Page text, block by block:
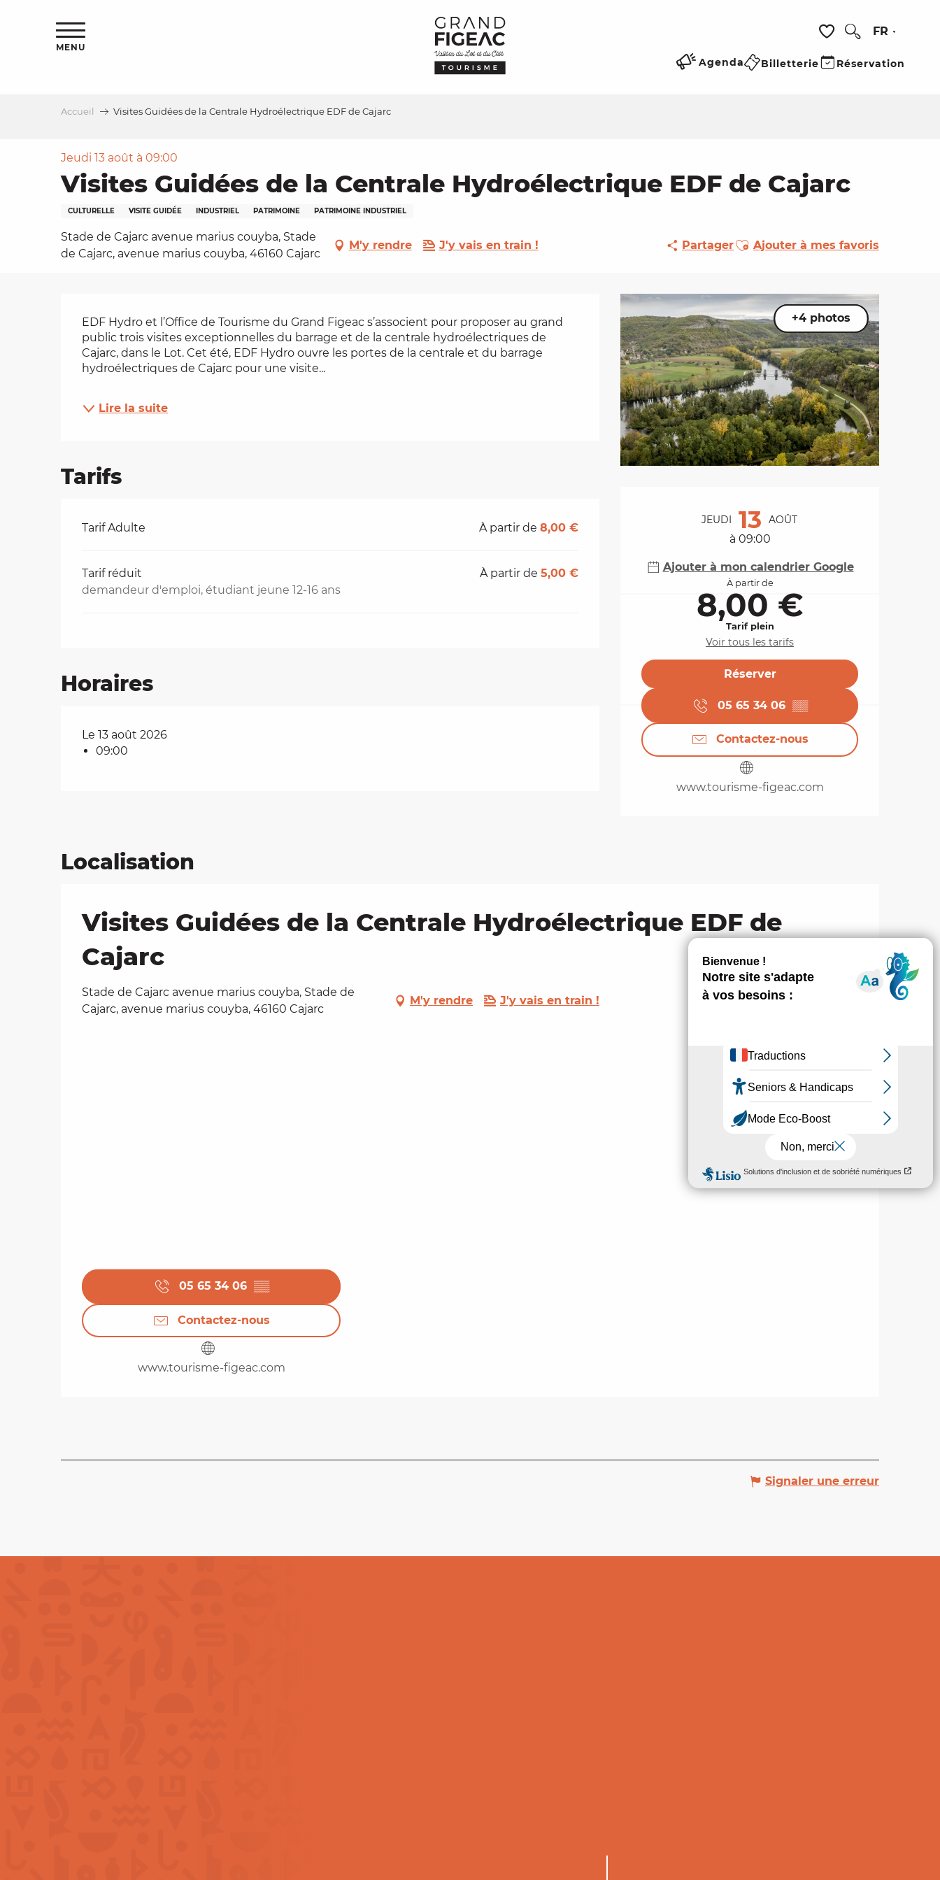
Voir les favoris
FR
MENU
Agenda Billetterie Réservation
Accueil Visites Guidées de la Centrale Hydroélectrique EDF de Cajarc
Jeudi 13 août à 09:00
Visites Guidées de la Centrale Hydroélectrique EDF de Cajarc
CULTURELLE VISITE GUIDÉE INDUSTRIEL PATRIMOINE PATRIMOINE INDUSTRIEL
Stade de Cajarc avenue marius couyba, Stade
de Cajarc, avenue marius couyba, 46160 Cajarc
M'y rendre J'y vais en train ! PartagerAjouter aux favoris
Ajouter à mes favoris
+4 photos
Ouverture et
JEUDI 13 AOÛT
à 09:00
Ajouter à mon calendrier Google
À partir de
8,00 €
Tarif plein
Voir tous les tarifs
Réserver
05 65 34 06 ▒▒
Contactez-nous
www.tourisme-figeac.com
Description
EDF Hydro et l’Office de Tourisme du Grand Figeac s’associent pour proposer au grand
public trois visites exceptionnelles du barrage et de la centrale hydroélectriques de
Cajarc, dans le Lot. Cet été, EDF Hydro ouvre les portes de la centrale et du barrage
hydroélectriques de Cajarc pour une visite...
Lire la suite
Tarifs
Tarifs 2026
Tarif Adulte À partir de8,00 €
Tarif réduit
demandeur d'emploi, étudiant jeune 12-16 ans
À partir de5,00 €
Horaires
Le 13 août 2026
09:00
Localisation
Visites Guidées de la Centrale Hydroélectrique EDF de
Cajarc
Stade de Cajarc avenue marius couyba, Stade de
Cajarc, avenue marius couyba, 46160 Cajarc
M'y rendre J'y vais en train !
05 65 34 06 ▒▒
Contactez-nous
www.tourisme-figeac.com
Signaler une erreur